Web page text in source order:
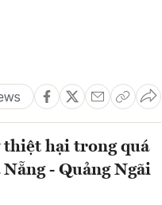
thiệt hại trong quá
- Quảng Ngãi